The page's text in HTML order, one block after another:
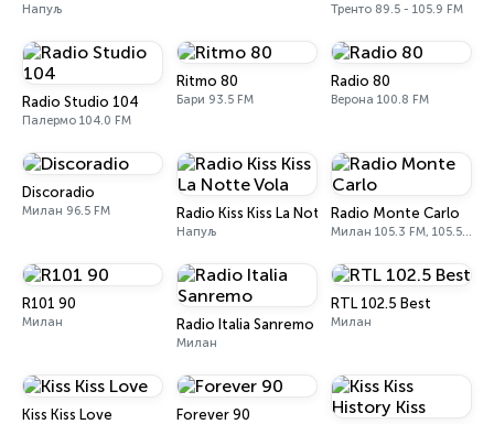
Напуљ Тренто 89.5 - 105.9 FM
Radio Studio 104
Палермо 104.0 FM
Ritmo 80
Бари 93.5 FM
Radio 80
Верона 100.8 FM
Discoradio
Милан 96.5 FM Radio Kiss Kiss La Notte Vola
Напуљ
Radio Monte Carlo
Милан 105.3 FM, 105.5 FM
R101 90
Милан Radio Italia Sanremo
Милан
RTL 102.5 Best
Милан
Kiss Kiss Love Forever 90